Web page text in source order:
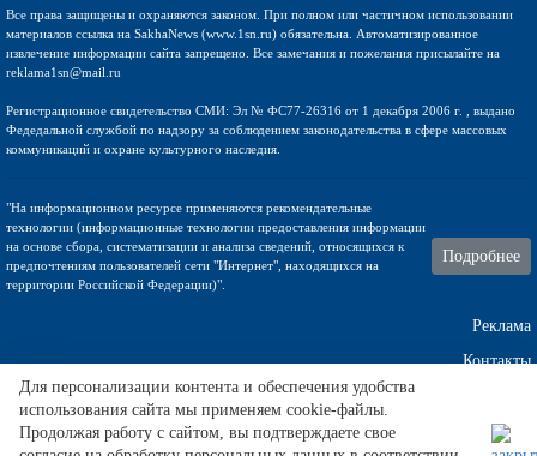
Все права защищены и охраняются законом. При полном или частичном использовании
материалов ссылка на SakhaNews (www.1sn.ru) обязательна. Автоматизированное
извлечение информации сайта запрещено. Все замечания и пожелания присылайте на
reklama1sn@mail.ru
Регистрационное свидетельство СМИ: Эл № ФС77-26316 от 1 декабря 2006 г. , выдано
Федедальной службой по надзору за соблюдением законодательства в сфере массовых
коммуникаций и охране культурного наследия.
"На информационном ресурсе применяются рекомендательные
технологии (информационные технологии предоставления информации
на основе сбора, систематизации и анализа сведений, относящихся к
предпочтениям пользователей сети "Интернет", находящихся на
территории Российской Федерации)".
Подробнее
Реклама
Контакты
Техническа поддержка
Для персонализации контента и обеспечения удобства
использования сайта мы применяем cookie-файлы.
Продолжая работу с сайтом, вы подтверждаете свое